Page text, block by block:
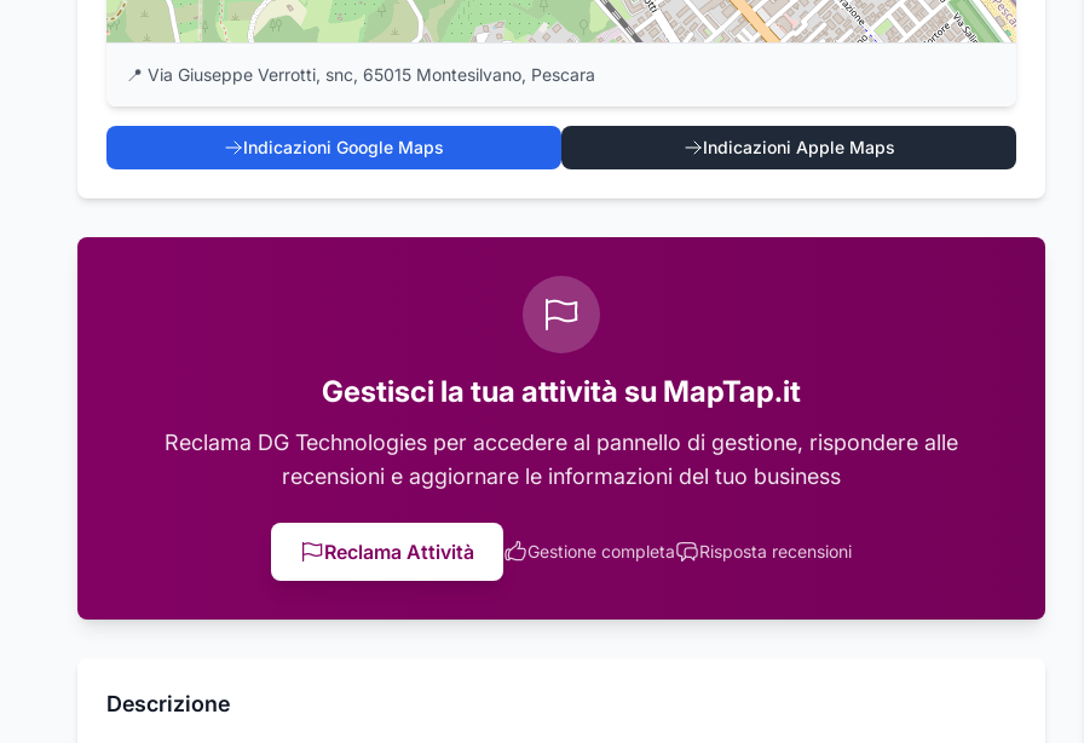
📍 Via Giuseppe Verrotti, snc, 65015 Montesilvano, Pescara
Indicazioni Google Maps Indicazioni Apple Maps
Gestisci la tua attività su MapTap.it
Reclama DG Technologies per accedere al pannello di gestione, rispondere alle
recensioni e aggiornare le informazioni del tuo business
Reclama Attività Gestione completa Risposta recensioni
Descrizione